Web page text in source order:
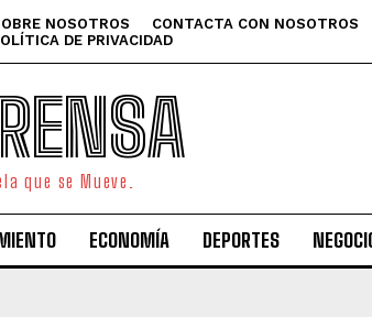
NOSOTROS CONTACTA CON NOSOTROS
DE PRIVACIDAD
que se Mueve.
ECONOMÍA DEPORTES